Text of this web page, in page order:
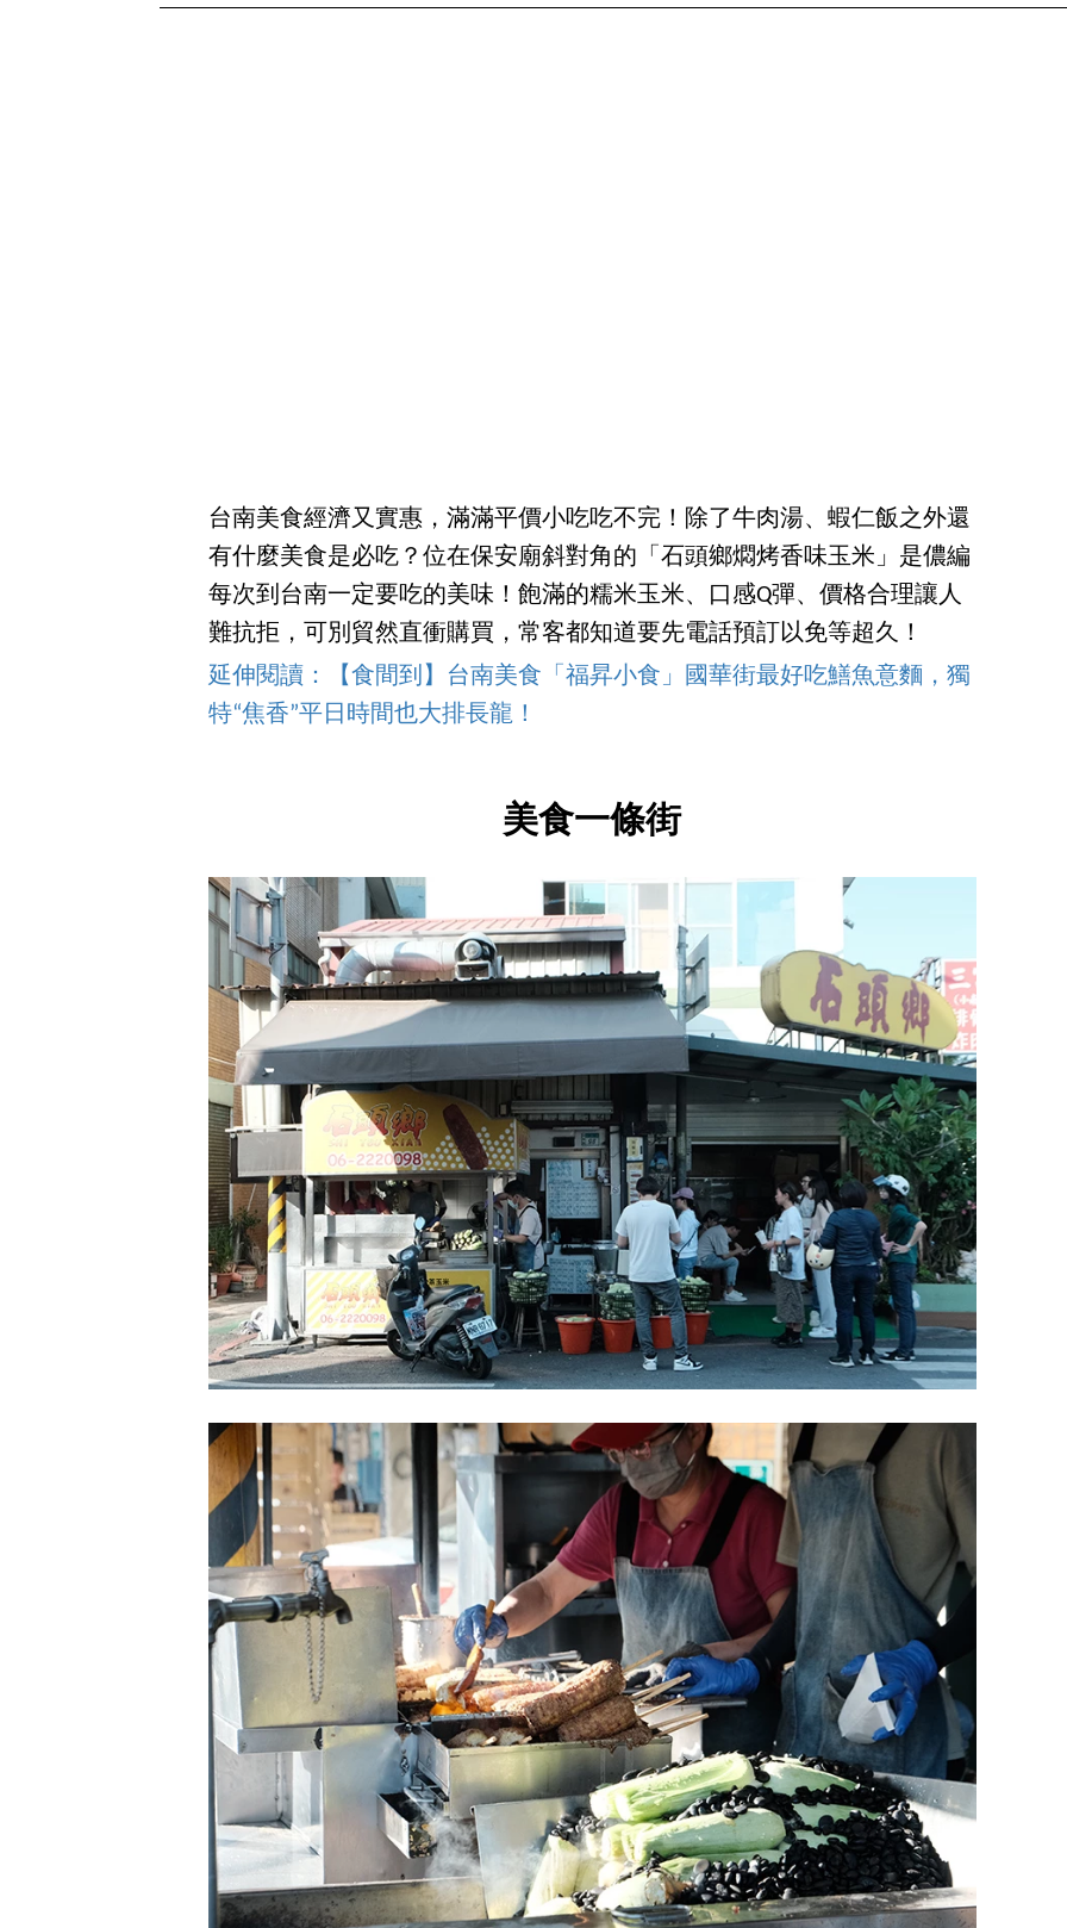
台南美食經濟又實惠，滿滿平價小吃吃不完！除了牛肉湯、蝦仁飯之外還
有什麼美食是必吃？位在保安廟斜對角的「石頭鄉燜烤香味玉米」是儂編
每次到台南一定要吃的美味！飽滿的糯米玉米、口感Q彈、價格合理讓人
難抗拒，可別貿然直衝購買，常客都知道要先電話預訂以免等超久！
延伸閱讀：【食間到】台南美食「福昇小食」國華街最好吃鱔魚意麵，獨
特“焦香”平日時間也大排長龍！
美食一條街